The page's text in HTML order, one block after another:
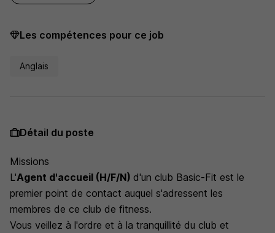
Les compétences pour ce job
Anglais
Détail du poste
Missions
L'Agent d'accueil (H/F/N) d'un club Basic-Fit est le
premier point de contact auquel s'adressent les
membres de ce club de fitness.
Vous veillez à l'ordre et à la tranquillité du club et